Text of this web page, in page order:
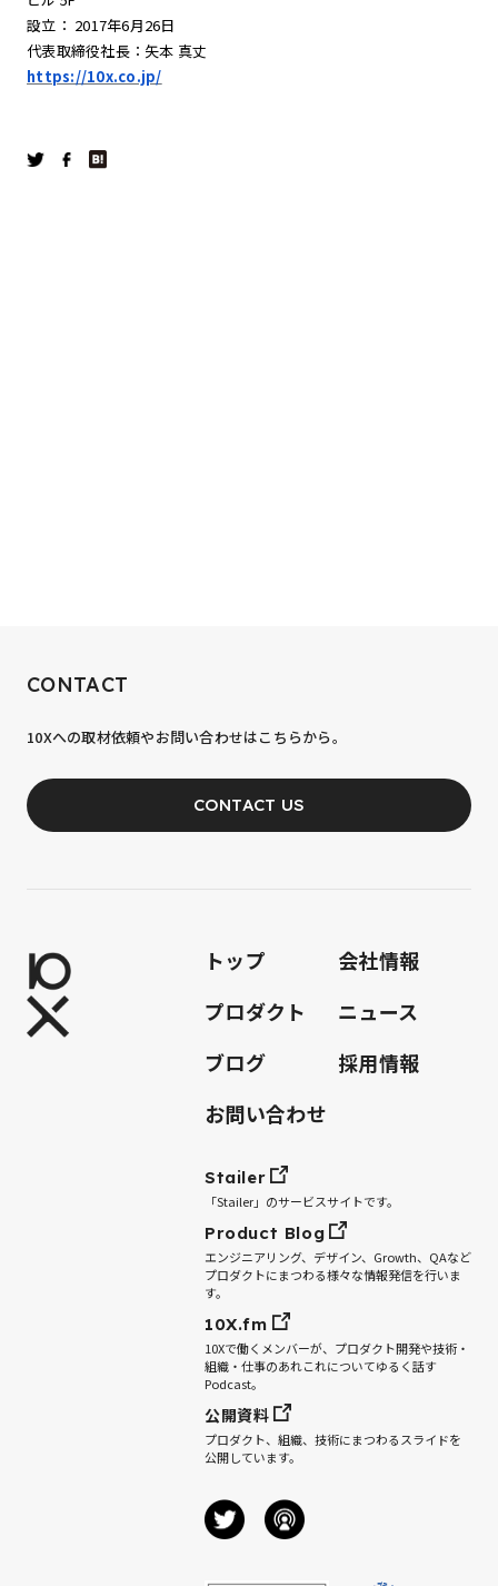
設立： 2017年6月26日
代表取締役社長：矢本 真丈
https://10x.co.jp/
あなたの力が、必要です。
JOIN OUR TEAM
CONTACT
10Xへの取材依頼やお問い合わせはこちらから。
CONTACT US
トップ
会社情報
プロダクト
ニュース
ブログ
採用情報
お問い合わせ
Stailer
「Stailer」のサービスサイトです。
Product Blog
エンジニアリング、デザイン、Growth、QAなど
プロダクトにまつわる様々な情報発信を行いま
す。
10X.fm
10Xで働くメンバーが、プロダクト開発や技術・
組織・仕事のあれこれについてゆるく話す
Podcast。
公開資料
プロダクト、組織、技術にまつわるスライドを
公開しています。